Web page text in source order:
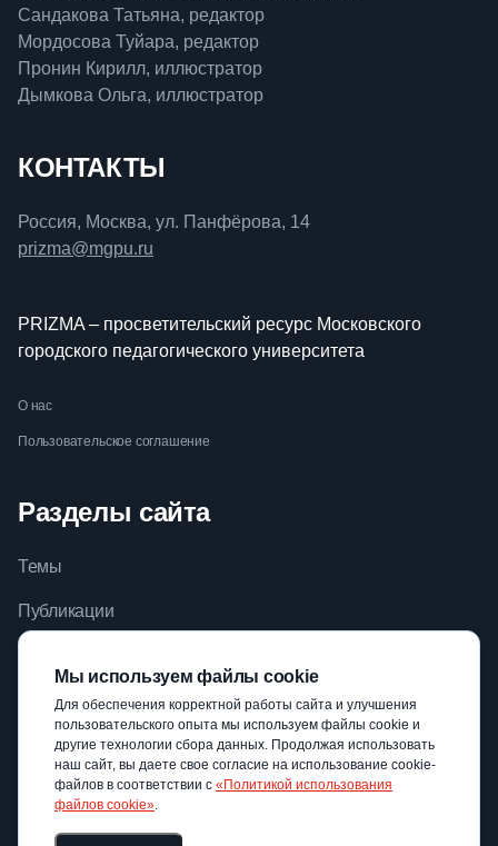
Сандакова Татьяна, редактор
Мордосова Туйара, редактор
Пронин Кирилл, иллюстратор
Дымкова Ольга, иллюстратор
КОНТАКТЫ
Россия, Москва, ул. Панфёрова, 14
prizma@mgpu.ru
PRIZMA – просветительский ресурс Московского
городского педагогического университета
О нас
Пользовательское соглашение
Разделы сайта
Темы
Публикации
Библиотека
Авторы
Мы используем файлы cookie
Для обеспечения корректной работы сайта и улучшения
пользовательского опыта мы используем файлы cookie и
другие технологии сбора данных. Продолжая использовать
наш сайт, вы даете свое согласие на использование cookie-
файлов в соответствии с «Политикой использования
файлов cookie».